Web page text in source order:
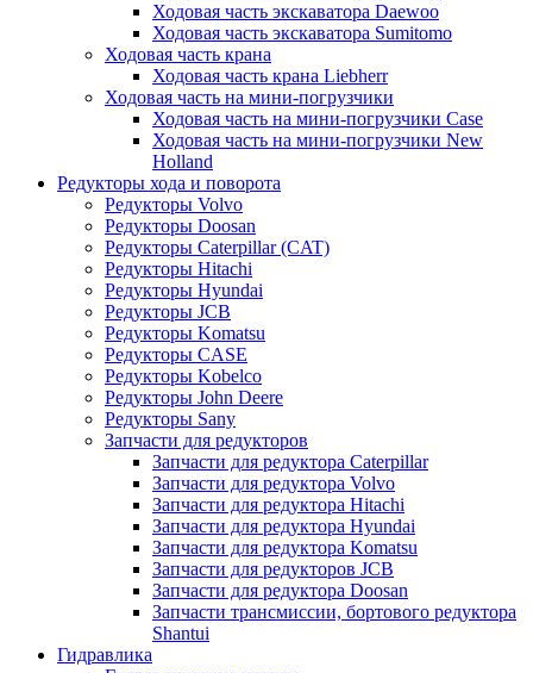
Ходовая часть экскаватора Daewoo
Ходовая часть экскаватора Sumitomo
Ходовая часть крана
Ходовая часть крана Liebherr
Ходовая часть на мини-погрузчики
Ходовая часть на мини-погрузчики Case
Ходовая часть на мини-погрузчики New
Holland
Редукторы хода и поворота
Редукторы Volvo
Редукторы Doosan
Редукторы Caterpillar (CAT)
Редукторы Hitachi
Редукторы Hyundai
Редукторы JCB
Редукторы Komatsu
Редукторы CASE
Редукторы Kobelco
Редукторы John Deere
Редукторы Sany
Запчасти для редукторов
Запчасти для редуктора Caterpillar
Запчасти для редуктора Volvo
Запчасти для редуктора Hitachi
Запчасти для редуктора Hyundai
Запчасти для редуктора Komatsu
Запчасти для редукторов JCB
Запчасти для редуктора Doosan
Запчасти трансмиссии, бортового редуктора
Shantui
Гидравлика